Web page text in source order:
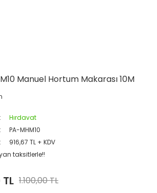
Manuel Hortum Makarası 10M
Hırdavat
PA-MHM10
916,67 TL + KDV
taksitlerle!!
1.100,00 TL